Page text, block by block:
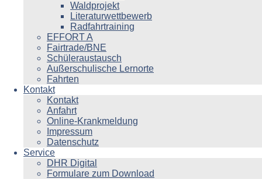
Waldprojekt
Literaturwettbewerb
Radfahrtraining
EFFORT A
Fairtrade/BNE
Schüleraustausch
Außerschulische Lernorte
Fahrten
Kontakt
Kontakt
Anfahrt
Online-Krankmeldung
Impressum
Datenschutz
Service
DHR Digital
Formulare zum Download